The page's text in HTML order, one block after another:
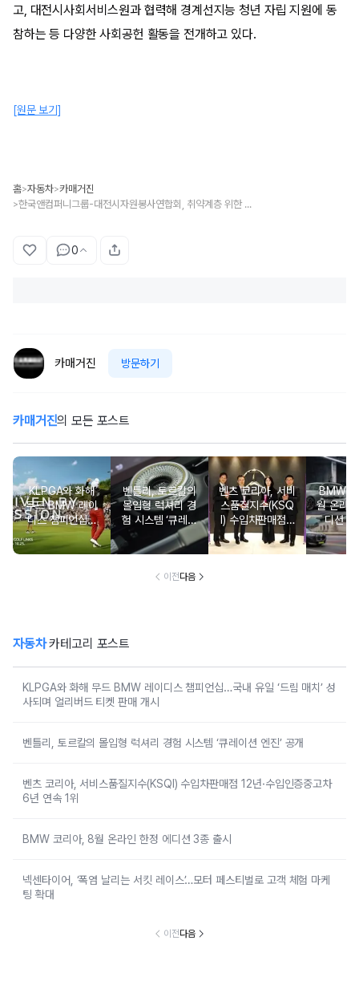
고, 대전시사회서비스원과 협력해 경계선지능 청년 자립 지원에 동
참하는 등 다양한 사회공헌 활동을 전개하고 있다.
[원문 보기]
홈>자동차>카매거진
> 한국앤컴퍼니그룹-대전시자원봉사연합회, 취약계층 위한 쿠키 만들기 봉사활동 진행
0
카매거진 방문하기
카매거진의 모든 포스트
KLPGA와 화해
무드 BMW 레이
디스 챔피언십…
국내 유일 ‘드림
매치’ 성사되며 얼
벤틀리, 토르칼의
몰입형 럭셔리 경
험 시스템 ‘큐레이
션 엔진’ 공개
벤츠 코리아, 서비
스품질지수(KSQ
I) 수입차판매점 1
2년·수입인증중고
차 6년 연속 1위
BMW
월 온라
디션 3
이전다음
자동차카테고리 포스트
KLPGA와 화해 무드 BMW 레이디스 챔피언십…국내 유일 ‘드림 매치’ 성
사되며 얼리버드 티켓 판매 개시
벤틀리, 토르칼의 몰입형 럭셔리 경험 시스템 ‘큐레이션 엔진’ 공개
벤츠 코리아, 서비스품질지수(KSQI) 수입차판매점 12년·수입인증중고차
6년 연속 1위
BMW 코리아, 8월 온라인 한정 에디션 3종 출시
넥센타이어, ‘폭염 날리는 서킷 레이스’…모터 페스티벌로 고객 체험 마케
팅 확대
이전다음